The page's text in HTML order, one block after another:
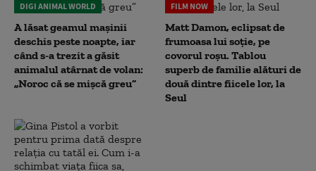
DIGI ANIMAL WORLD
A lăsat geamul mașinii
deschis peste noapte, iar
când s-a trezit a găsit
animalul atârnat de volan:
„Noroc că se mișcă greu”
FILM NOW
Matt Damon, eclipsat de
frumoasa lui soție, pe
covorul roșu. Tablou
superb de familie alături de
două dintre fiicele lor, la
Seul